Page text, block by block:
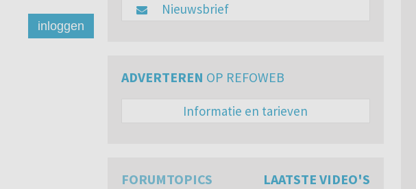
inloggen
Nieuwsbrief
ADVERTEREN OP REFOWEB
Informatie en tarieven
FORUMTOPICS LAATSTE VIDEO'S